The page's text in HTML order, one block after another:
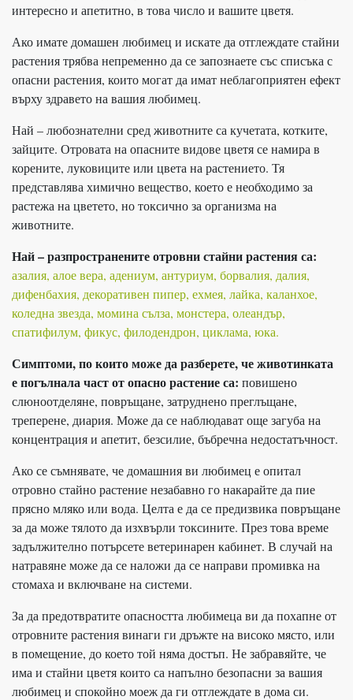
интересно и апетитно, в това число и вашите цветя.
Ако имате домашен любимец и искате да отглеждате стайни
растения трябва непременно да се запознаете със списъка с
опасни растения, които могат да имат неблагоприятен ефект
върху здравето на вашия любимец.
Най – любознателни сред животните са кучетата, котките,
зайците. Отровата на опасните видове цветя се намира в
корените, луковиците или цвета на растението. Тя
представлява химично вещество, което е необходимо за
растежа на цветето, но токсично за организма на
животните.
Най – разпространените отровни стайни растения са:
азалия, алое вера, адениум, антуриум, борвалия, далия,
дифенбахия, декоративен пипер, ехмея, лайка, каланхое,
коледна звезда, момина сълза, монстера, олеандър,
спатифилум, фикус, филодендрон, циклама, юка.
Симптоми, по които може да разберете, че животинката
е погълнала част от опасно растение са: повишено
слюноотделяне, повръщане, затруднено преглъщане,
треперене, диария. Може да се наблюдават още загуба на
концентрация и апетит, безсилие, бъбречна недостатъчност.
Ако се съмнявате, че домашния ви любимец е опитал
отровно стайно растение незабавно го накарайте да пие
прясно мляко или вода. Целта е да се предизвика повръщане
за да може тялото да изхвърли токсините. През това време
задължително потърсете ветеринарен кабинет. В случай на
натравяне може да се наложи да се направи промивка на
стомаха и включване на системи.
За да предотвратите опасността любимеца ви да похапне от
отровните растения винаги ги дръжте на високо място, или
в помещение, до което той няма достъп. Не забравяйте, че
има и стайни цветя които са напълно безопасни за вашия
любимец и спокойно моеж да ги отглеждате в дома си.